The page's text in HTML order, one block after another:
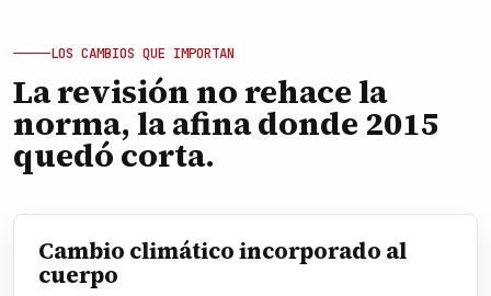
LOS CAMBIOS QUE IMPORTAN
La revisión no rehace la
norma, la afina donde 2015
quedó corta.
Cambio climático incorporado al
cuerpo